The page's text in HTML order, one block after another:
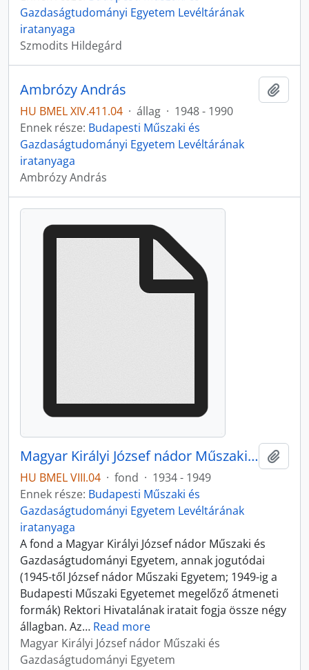
Gazdaságtudományi Egyetem Levéltárának
iratanyaga
Szmodits Hildegárd
Ambrózy András
HU BMEL XIV.411.04 · állag · 1948 - 1990
Ennek része: Budapesti Műszaki és
Gazdaságtudományi Egyetem Levéltárának
iratanyaga
Ambrózy András
Magyar Királyi József nádor Műszaki és Gazdaságtudományi Egyetem
HU BMEL VIII.04 · fond · 1934 - 1949
Ennek része: Budapesti Műszaki és
Gazdaságtudományi Egyetem Levéltárának
iratanyaga
A fond a Magyar Királyi József nádor Műszaki és
Gazdaságtudományi Egyetem, annak jogutódai
(1945-től József nádor Műszaki Egyetem; 1949-ig a
Budapesti Műszaki Egyetemet megelőző átmeneti
formák) Rektori Hivatalának iratait fogja össze négy
állagban. Az… Read more
Magyar Királyi József nádor Műszaki és
Gazdaságtudományi Egyetem